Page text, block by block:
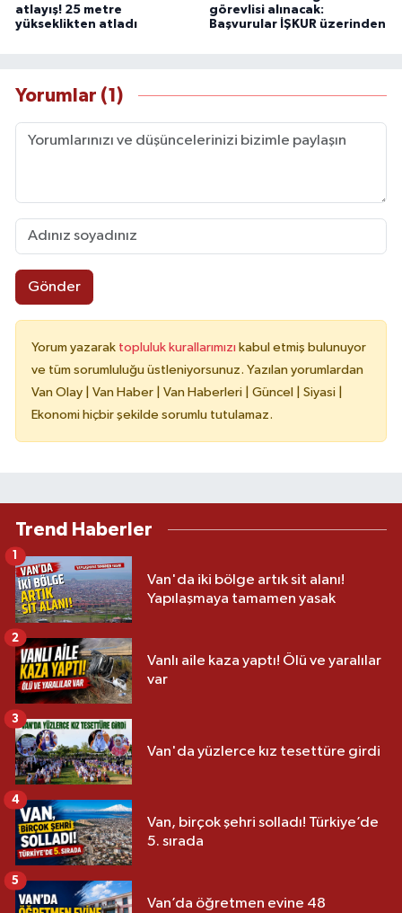
atlayış! 25 metre
yükseklikten atladı
görevlisi alınacak:
Başvurular İŞKUR üzerinden
Yorumlar (1)
Gönder
Yorum yazarak topluluk kurallarımızı kabul etmiş bulunuyor
ve tüm sorumluluğu üstleniyorsunuz. Yazılan yorumlardan
Van Olay | Van Haber | Van Haberleri | Güncel | Siyasi |
Ekonomi hiçbir şekilde sorumlu tutulamaz.
Trend Haberler
Van'da iki bölge artık sit alanı!
Yapılaşmaya tamamen yasak
Vanlı aile kaza yaptı! Ölü ve yaralılar
var
2
Van'da yüzlerce kız tesettüre girdi
3
Van, birçok şehri solladı! Türkiye’de
5. sırada
4
Van’da öğretmen evine 48
5